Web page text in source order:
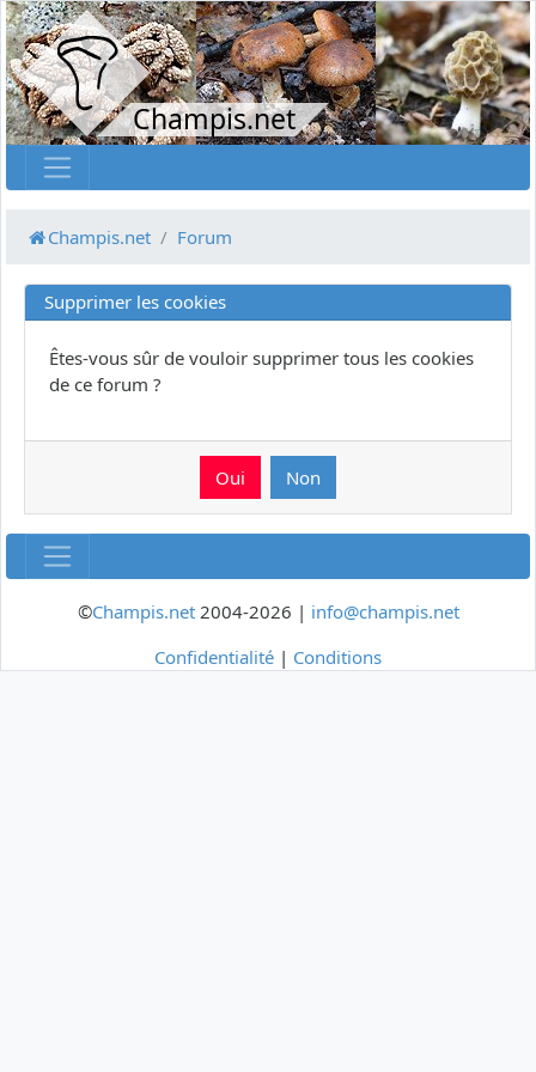
Champis.net
Champis.net Forum
Supprimer les cookies
Êtes-vous sûr de vouloir supprimer tous les cookies
de ce forum ?
©Champis.net2004-2026 | info@champis.net
Confidentialité | Conditions